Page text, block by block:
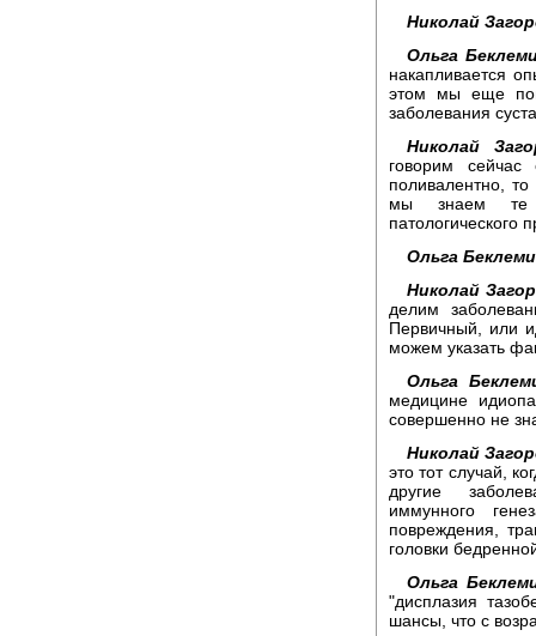
Николай
Ольга
накапливается
этом мы еще
заболевания
Николай
говорим
поливалентно,
мы знаем те
патологического
Ольга
Николай
делим
Первичный, или
можем указать
Ольга
медицине
совершенно не
Николай
это тот случай,
другие
иммунного
повреждения,
головки
Ольга
"дисплазия
шансы, что с